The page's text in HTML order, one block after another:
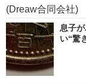
(Dreaw合同会社)
息子
い“驚